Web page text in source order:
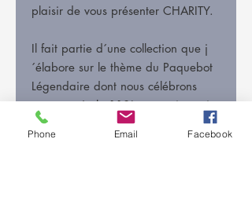
plaisir de vous présenter CHARITY.
Il fait partie d´une collection que j
´élabore sur le thème du Paquebot
Légendaire dont nous célébrons
cette année le 110ème anniversaire
de la disparition.
Phone Email Facebook